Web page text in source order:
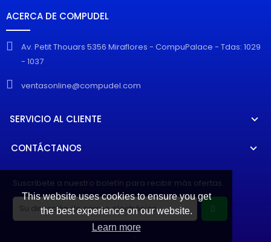
This website uses cookies to ensure you get
the best experience on our website.
Learn more
ACERCA DE COMPUDEL
Av. Petit Thouars 5356 Miraflores - CompuPalace - Tdas: 1029
- 1037
ventasonline@compudel.com
SERVICIO AL CLIENTE
CONTÁCTANOS
Suscribete a nuestro boletín para recibir más ofertas.